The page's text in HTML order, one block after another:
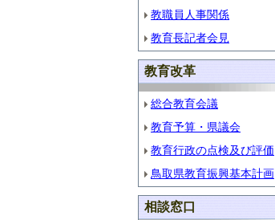
教職員人事関係
教育長記者会見
教育改革
総合教育会議
教育予算・県議会
教育行政の点検及び評価
鳥取県教育振興基本計画
相談窓口